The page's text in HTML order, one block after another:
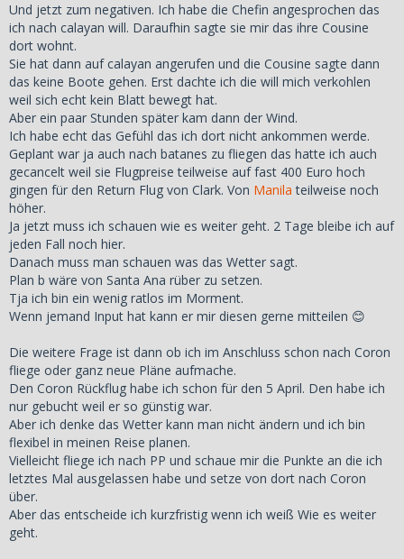
Und jetzt zum negativen. Ich habe die Chefin angesprochen das
ich nach calayan will. Daraufhin sagte sie mir das ihre Cousine
dort wohnt.
Sie hat dann auf calayan angerufen und die Cousine sagte dann
das keine Boote gehen. Erst dachte ich die will mich verkohlen
weil sich echt kein Blatt bewegt hat.
Aber ein paar Stunden später kam dann der Wind.
Ich habe echt das Gefühl das ich dort nicht ankommen werde.
Geplant war ja auch nach batanes zu fliegen das hatte ich auch
gecancelt weil sie Flugpreise teilweise auf fast 400 Euro hoch
gingen für den Return Flug von Clark. Von Manila teilweise noch
höher.
Ja jetzt muss ich schauen wie es weiter geht. 2 Tage bleibe ich auf
jeden Fall noch hier.
Danach muss man schauen was das Wetter sagt.
Plan b wäre von Santa Ana rüber zu setzen.
Tja ich bin ein wenig ratlos im Morment.
Wenn jemand Input hat kann er mir diesen gerne mitteilen 😊
Die weitere Frage ist dann ob ich im Anschluss schon nach Coron
fliege oder ganz neue Pläne aufmache.
Den Coron Rückflug habe ich schon für den 5 April. Den habe ich
nur gebucht weil er so günstig war.
Aber ich denke das Wetter kann man nicht ändern und ich bin
flexibel in meinen Reise planen.
Vielleicht fliege ich nach PP und schaue mir die Punkte an die ich
letztes Mal ausgelassen habe und setze von dort nach Coron
über.
Aber das entscheide ich kurzfristig wenn ich weiß Wie es weiter
geht.